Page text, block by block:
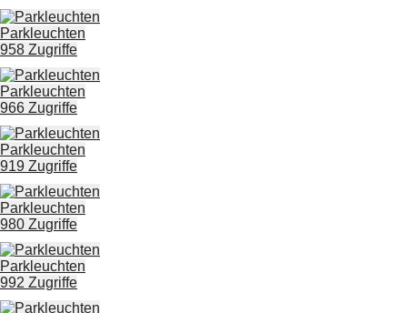
Parkleuchten
958 Zugriffe
Parkleuchten
966 Zugriffe
Parkleuchten
919 Zugriffe
Parkleuchten
980 Zugriffe
Parkleuchten
992 Zugriffe